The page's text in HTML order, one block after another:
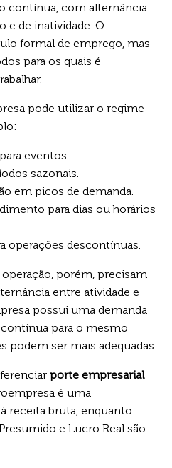
contínua, com alternância
e de inatividade. O
formal de emprego, mas
para os quais é
pode utilizar o regime
eventos.
sazonais.
em picos de demanda.
para dias ou horários
operações descontínuas.
porém, precisam
entre atividade e
possui uma demanda
para o mesmo
podem ser mais adequadas.
porte empresarial
é uma
receita bruta, enquanto
e Lucro Real são